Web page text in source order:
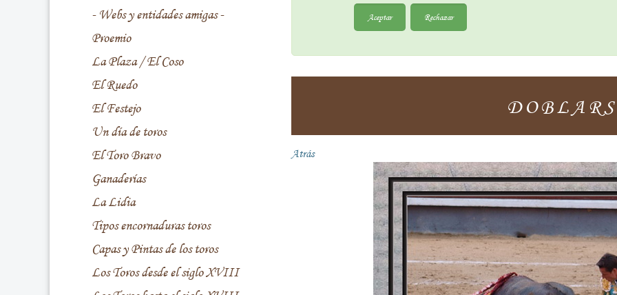
- Webs y entidades amigas -
Proemio
La Plaza / El Coso
El Ruedo
El Festejo
Un día de toros
El Toro Bravo
Ganaderías
La Lidia
Tipos encornaduras toros
Capas y Pintas de los toros
Los Toros desde el siglo XVIII
Aceptar Rechazar
Atrás